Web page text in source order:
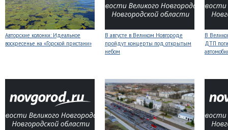
Авторские колонки: Идеальное
воскресенье на «Горской пристани»
В августе в Великом Новгороде
пройдут концерты под открытым
небом
В
ДТП